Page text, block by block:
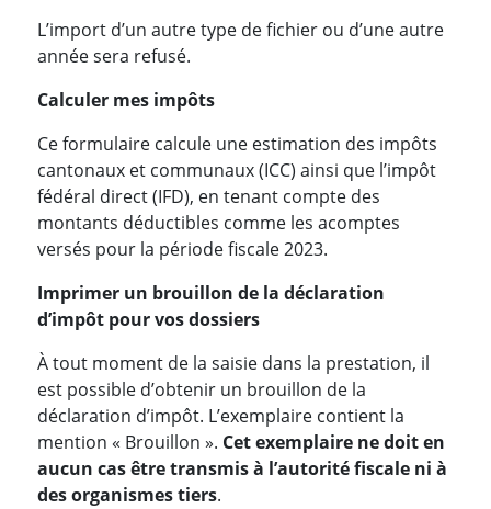
L’import d’un autre type de fichier ou d’une autre
année sera refusé.
Calculer mes impôts
Ce formulaire calcule une estimation des impôts
cantonaux et communaux (ICC) ainsi que l’impôt
fédéral direct (IFD), en tenant compte des
montants déductibles comme les acomptes
versés pour la période fiscale 2023.
Imprimer un brouillon de la déclaration
d’impôt pour vos dossiers
À tout moment de la saisie dans la prestation, il
est possible d’obtenir un brouillon de la
déclaration d’impôt. L’exemplaire contient la
mention « Brouillon ». Cet exemplaire ne doit en
aucun cas être transmis à l’autorité fiscale ni à
des organismes tiers.